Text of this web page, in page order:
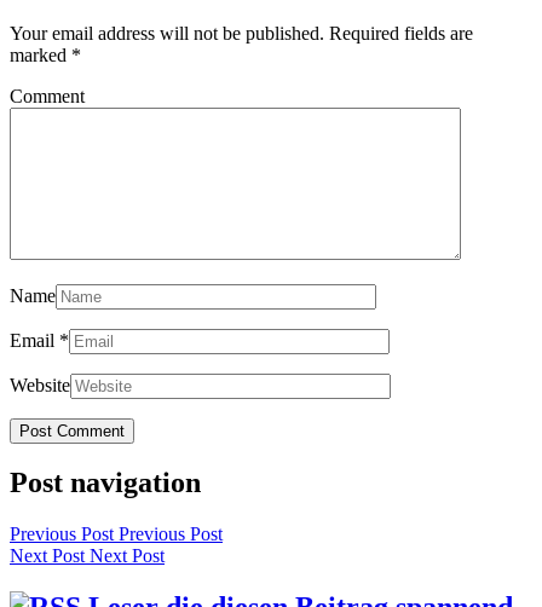
Your email address will not be published. Required fields are
marked *
Comment
Name
Email *
Website
Post navigation
Previous Post Previous Post
Next Post Next Post